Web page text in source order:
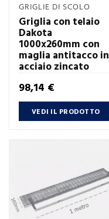
GRIGLIE DI SCOLO
Griglia con telaio
Dakota
1000x260mm con
maglia antitacco in
acciaio zincato
Prezzo
98,14 €
VEDI IL PRODOTTO